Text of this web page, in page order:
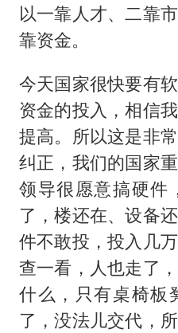
以一靠人才、二靠
靠资金。
今天国家很快要有
资金的投入，相信
提高。所以这是非
纠正，我们的国家
领导很愿意搞硬件
了，楼还在、设备
件不敢投，投入几
查一看，人也走了
什么，只有桌椅板
了，没法儿交代，